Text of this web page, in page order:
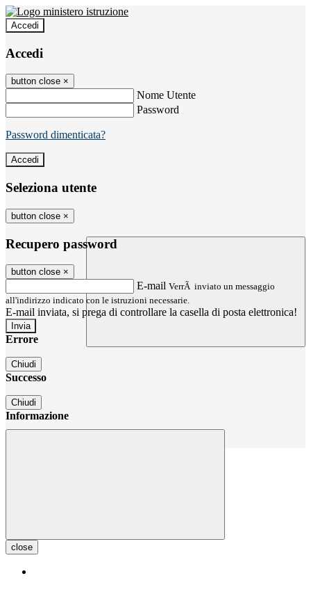
Accedi
Accedi
button close ×
Nome Utente
Password
Password dimenticata?
Seleziona utente
button close ×
Recupero password
button close ×
E-mail VerrÃ inviato un messaggio
all'indirizzo indicato con le istruzioni necessarie.
E-mail inviata, si prega di controllare la casella di posta elettronica!
Errore
Chiudi
Successo
Chiudi
Informazione
close